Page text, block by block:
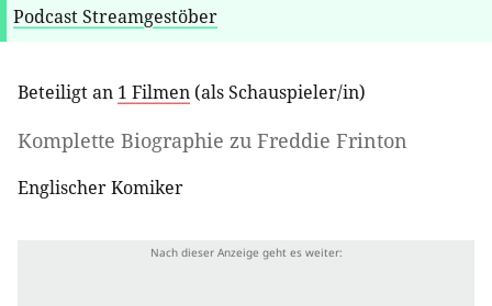
Podcast Streamgestöber
Beteiligt an 1 Filmen (alsSchauspieler/in)
Komplette Biographie zu Freddie Frinton
Englischer Komiker